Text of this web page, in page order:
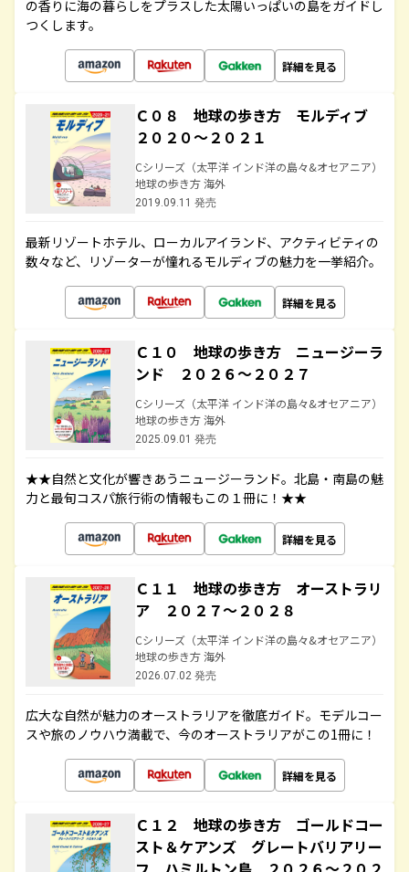
の香りに海の暮らしをプラスした太陽いっぱいの島をガイドし
つくします。
詳細を見る
Ｃ０８ 地球の歩き方 モルディブ
２０２０～２０２１
Cシリーズ（太平洋 インド洋の島々&オセアニア）
地球の歩き方 海外
2019.09.11 発売
最新リゾートホテル、ローカルアイランド、アクティビティの
数々など、リゾーターが憧れるモルディブの魅力を一挙紹介。
詳細を見る
Ｃ１０ 地球の歩き方 ニュージーラ
ンド ２０２６～２０２７
Cシリーズ（太平洋 インド洋の島々&オセアニア）
地球の歩き方 海外
2025.09.01 発売
★★自然と文化が響きあうニュージーランド。北島・南島の魅
力と最旬コスパ旅行術の情報もこの１冊に！★★
詳細を見る
Ｃ１１ 地球の歩き方 オーストラリ
ア ２０２７～２０２８
Cシリーズ（太平洋 インド洋の島々&オセアニア）
地球の歩き方 海外
2026.07.02 発売
広大な自然が魅力のオーストラリアを徹底ガイド。モデルコー
スや旅のノウハウ満載で、今のオーストラリアがこの1冊に！
詳細を見る
Ｃ１２ 地球の歩き方 ゴールドコー
スト＆ケアンズ グレートバリアリー